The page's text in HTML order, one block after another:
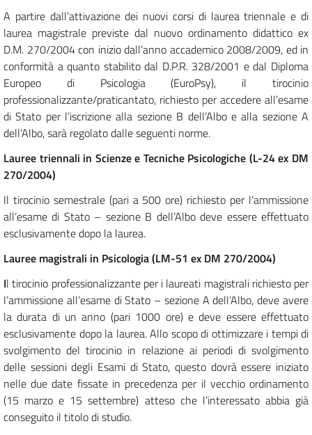
A partire dall’attivazione dei nuovi corsi di laurea triennale e di
laurea magistrale previste dal nuovo ordinamento didattico ex
D.M. 270/2004 con inizio dall’anno accademico 2008/2009, ed in
conformità a quanto stabilito dal D.P.R. 328/2001 e dal Diploma
Europeo di Psicologia (EuroPsy), il tirocinio
professionalizzante/praticantato, richiesto per accedere all’esame
di Stato per l’iscrizione alla sezione B dell’Albo e alla sezione A
dell’Albo, sarà regolato dalle seguenti norme.
Lauree triennali in Scienze e Tecniche Psicologiche (L-24 ex DM
270/2004)
Il tirocinio semestrale (pari a 500 ore) richiesto per l’ammissione
all’esame di Stato – sezione B dell’Albo deve essere effettuato
esclusivamente dopo la laurea.
Lauree magistrali in Psicologia (LM-51 ex DM 270/2004)
Il tirocinio professionalizzante per i laureati magistrali richiesto per
l’ammissione all’esame di Stato – sezione A dell’Albo, deve avere
la durata di un anno (pari 1000 ore) e deve essere effettuato
esclusivamente dopo la laurea. Allo scopo di ottimizzare i tempi di
svolgimento del tirocinio in relazione ai periodi di svolgimento
delle sessioni degli Esami di Stato, questo dovrà essere iniziato
nelle due date fissate in precedenza per il vecchio ordinamento
(15 marzo e 15 settembre) atteso che l’interessato abbia già
conseguito il titolo di studio.